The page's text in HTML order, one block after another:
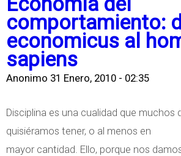
i
n
a
r
e
B
a
n
comportamiento:
economicus al
sapiens
Anonimo 31 Enero, 2010 - 02:35
Disciplina es una cualidad que muchos
quisiéramos tener, o al menos en
mayor cantidad. Ello, porque nos